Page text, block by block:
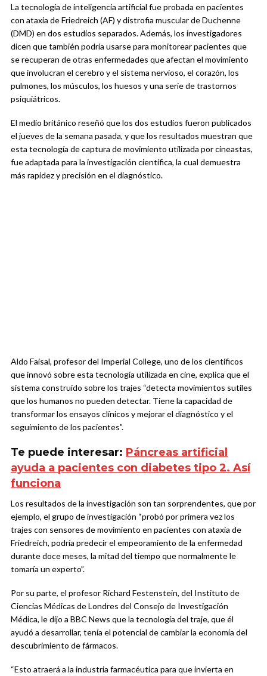
La tecnología de inteligencia artificial fue probada en pacientes
con ataxia de Friedreich (AF) y distrofia muscular de Duchenne
(DMD) en dos estudios separados. Además, los investigadores
dicen que también podría usarse para monitorear pacientes que
se recuperan de otras enfermedades que afectan el movimiento
que involucran el cerebro y el sistema nervioso, el corazón, los
pulmones, los músculos, los huesos y una serie de trastornos
psiquiátricos.
El medio británico reseñó que los dos estudios fueron publicados
el jueves de la semana pasada, y que los resultados muestran que
esta tecnología de captura de movimiento utilizada por cineastas,
fue adaptada para la investigación científica, la cual demuestra
más rapidez y precisión en el diagnóstico.
Aldo Faisal, profesor del Imperial College, uno de los científicos
que innovó sobre esta tecnología utilizada en cine, explica que el
sistema construido sobre los trajes “detecta movimientos sutiles
que los humanos no pueden detectar. Tiene la capacidad de
transformar los ensayos clínicos y mejorar el diagnóstico y el
seguimiento de los pacientes”.
Te puede interesar: Páncreas artificial
ayuda a pacientes con diabetes tipo 2. Así
funciona
Los resultados de la investigación son tan sorprendentes, que por
ejemplo, el grupo de investigación “probó por primera vez los
trajes con sensores de movimiento en pacientes con ataxia de
Friedreich, podría predecir el empeoramiento de la enfermedad
durante doce meses, la mitad del tiempo que normalmente le
tomaría un experto”.
Por su parte, el profesor Richard Festenstein, del Instituto de
Ciencias Médicas de Londres del Consejo de Investigación
Médica, le dijo a BBC News que la tecnología del traje, que él
ayudó a desarrollar, tenía el potencial de cambiar la economía del
descubrimiento de fármacos.
“Esto atraerá a la industria farmacéutica para que invierta en